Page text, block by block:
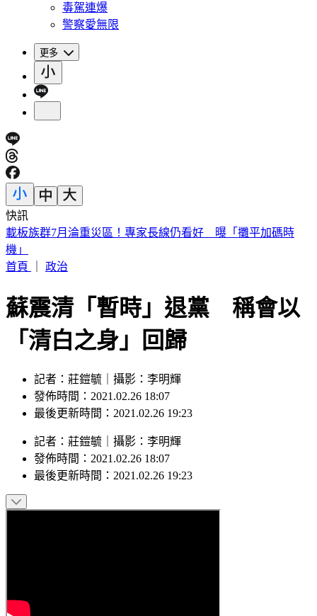
毒駕連爆
警察愛無限
更多
快訊
國防預算創新高！明年度突破1.1兆元 目標達GDP3％
首頁
蘇震清「暫時」退黨 稱會以
「清白之身」回歸
發佈時間：2021.02.26 18:07
最後更新時間：2021.02.26 19:23
發佈時間：2021.02.26 18:07
最後更新時間： 2021.02.26 19:23